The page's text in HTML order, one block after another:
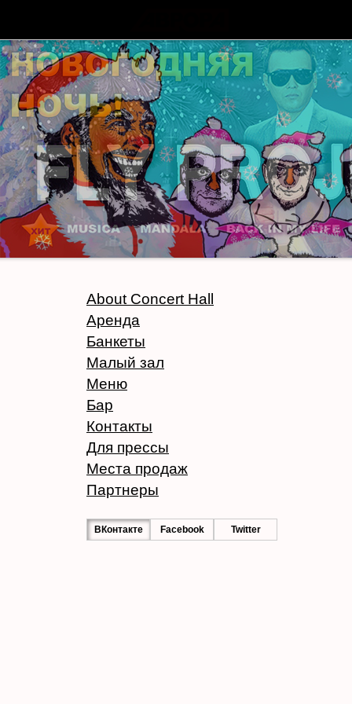
About Concert Hall
Аренда
Банкеты
Малый зал
Меню
Бар
Контакты
Для прессы
Места продаж
Партнеры
ВКонтакте Facebook Twitter